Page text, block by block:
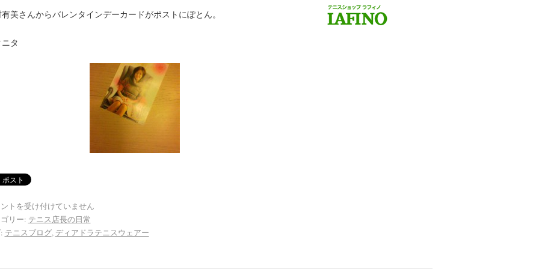
美さんからバレンタインデーカードがポストにぽとん。
タ
トを受け付けていません
リー: テニス店長の日常
テニスブログ, ディアドラテニスウェアー